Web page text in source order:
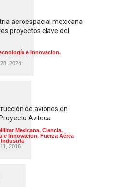
aeroespacial mexicana
proyectos clave del
e Innovacion,
2024
de aviones en
Azteca
Mexicana, Ciencia,
e Innovacion, Fuerza Aérea
Industria
2016